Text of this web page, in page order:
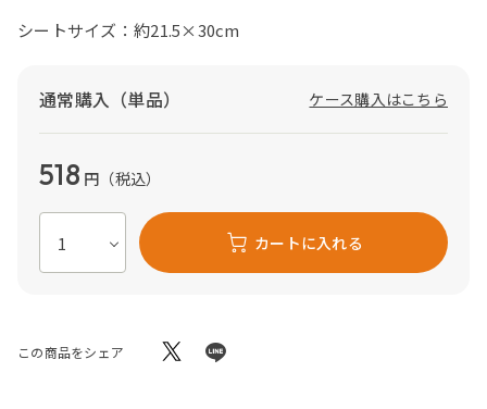
シートサイズ：約21.5×30cm
通常購入（単品） ケース購入はこちら
518 円 （税込）
カートに入れる
この商品をシェア